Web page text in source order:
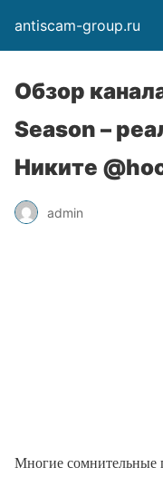
antiscam-group.ru
Обзор
Season –
Никите
admin
Многие сомнительные